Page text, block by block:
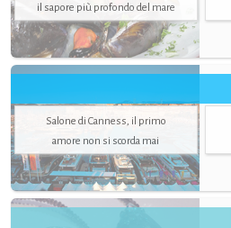
il sapore più profondo del mare
Salone di Canness, il primo
amore non si scorda mai